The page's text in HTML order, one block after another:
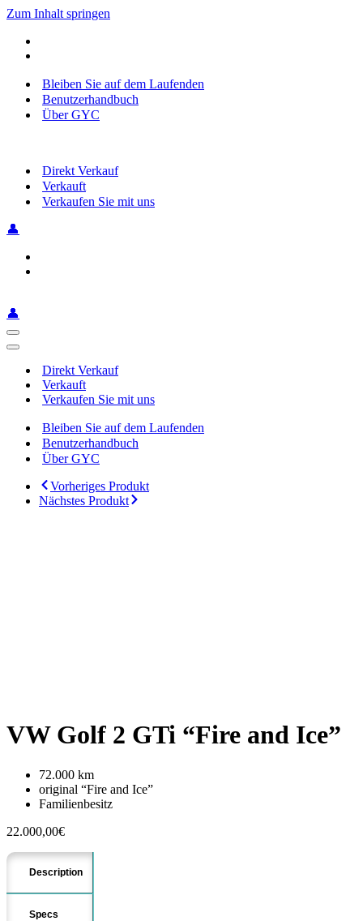
Zum Inhalt springen
Bleiben Sie auf dem Laufenden
Benutzerhandbuch
Über GYC
Direkt Verkauf
Verkauft
Verkaufen Sie mit uns
👤
👤
Navigationsmenü
Navigationsmenü
Direkt Verkauf
Verkauft
Verkaufen Sie mit uns
Bleiben Sie auf dem Laufenden
Benutzerhandbuch
Über GYC
Vorheriges Produkt
Nächstes Produkt
VW Golf 2 GTi “Fire and Ice”
72.000 km
original “Fire and Ice”
Familienbesitz
22.000,00€
Description
Specs